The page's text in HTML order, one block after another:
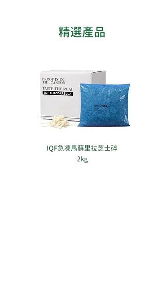
​精選產品
IQF急凍馬蘇里拉芝士碎
2kg